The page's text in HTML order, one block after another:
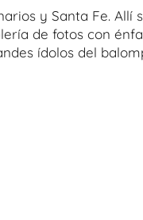
y Santa Fe. Allí
de fotos con
ídolos del